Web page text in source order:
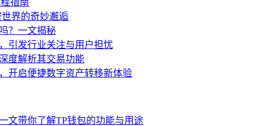
界的奇妙邂逅
？一文揭秘
引发行业关注与用户担忧
度解析其交易功能
开启便捷数字资产转移新体验
文带你了解TP钱包的功能与用途